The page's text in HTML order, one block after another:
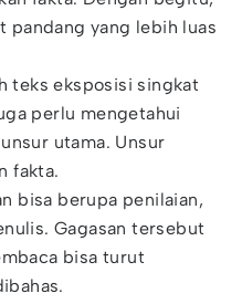
pandang yang lebih luas
teks eksposisi singkat
perlu mengetahui
utama. Unsur
fakta.
bisa berupa penilaian,
Gagasan tersebut
bisa turut